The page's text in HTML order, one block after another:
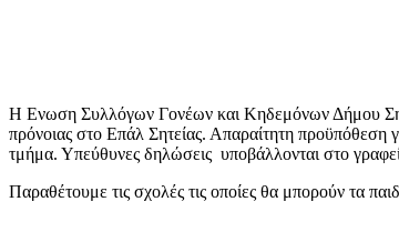
Η Ενωση Συλλόγων Γονέων και Κηδεμόνων Δήμου
πρόνοιας στο Επάλ Σητείας. Απαραίτητη
τμήμα. Υπεύθυνες δηλώσεις υποβάλλονται στο
Παραθέτουμε τις σχολές τις οποίες θα μπορούν τα